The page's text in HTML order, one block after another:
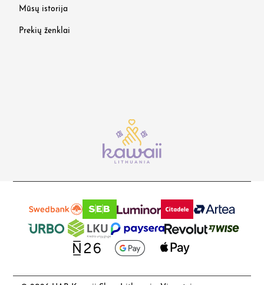
Mūsų istorija
Prekių ženklai